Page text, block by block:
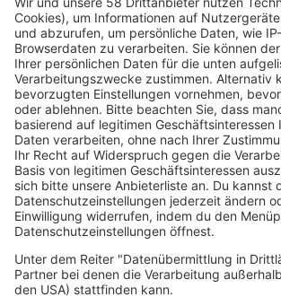
ffn Gold
player.ffn.de/ffngold.mp3
player.ffn.de/ffngold.m3u
ffn Frühstyxradio
player.ffn.de/ffnfruehstyxradio.mp3
player.ffn.de/ffnfruehstyxradio.m3u
Radio Rotkäppchen
player.ffn.de/radiorotkaeppchen.mp3